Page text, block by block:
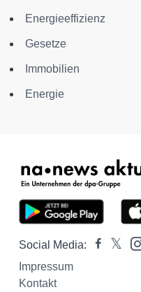
Energieeffizienz
Gesetze
Immobilien
Energie
Social Media:
Impressum
Kontakt